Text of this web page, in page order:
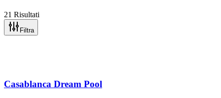
21 Risultati
Filtra
Casablanca Dream Pool